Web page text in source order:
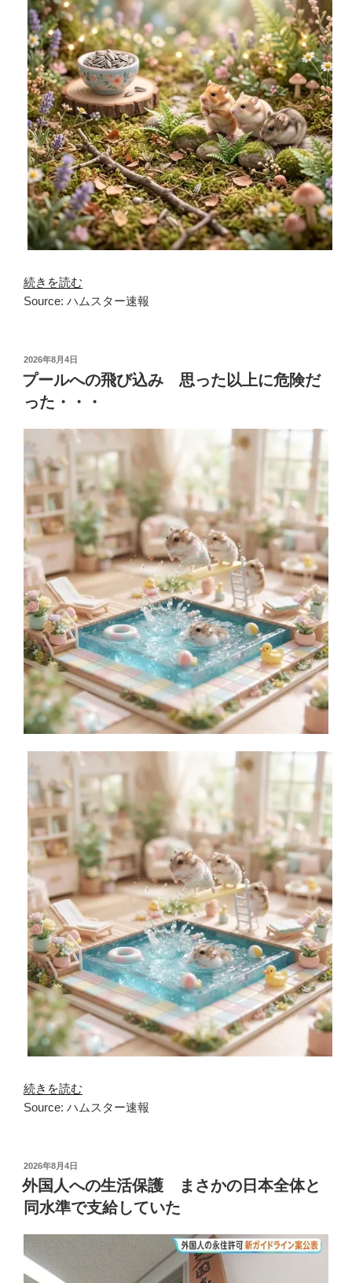
続きを読む
Source: ハムスター速報
投
稿
日:
2026年8月4日
プールへの飛び込み 思った以上に危険だ
った・・・
続きを読む
Source: ハムスター速報
投
稿
日:
2026年8月4日
外国人への生活保護 まさかの日本全体と
同水準で支給していた